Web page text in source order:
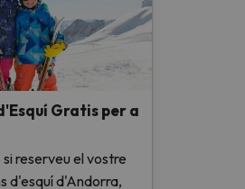
Gratis per a
reserveu el vostre
d'esquí d'Andorra,